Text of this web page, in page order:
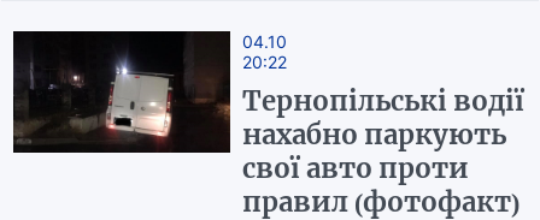
04.10
20:22
Тернопільські водії
нахабно паркують
свої авто проти
правил (фотофакт)